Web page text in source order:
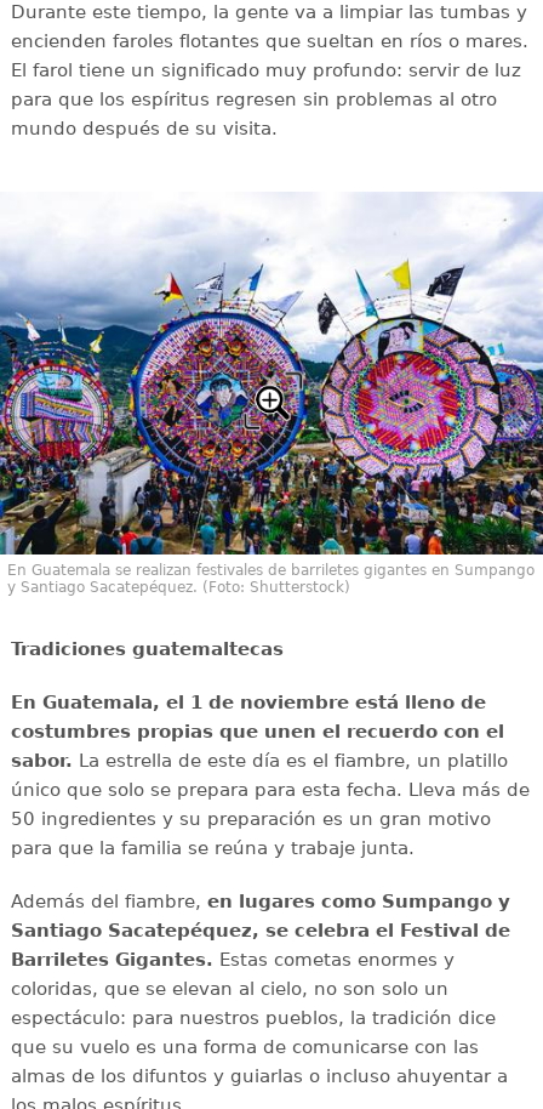
Durante este tiempo, la gente va a limpiar las tumbas y
encienden faroles flotantes que sueltan en ríos o mares.
El farol tiene un significado muy profundo: servir de luz
para que los espíritus regresen sin problemas al otro
mundo después de su visita.
En Guatemala se realizan festivales de barriletes gigantes en Sumpango
y Santiago Sacatepéquez. (Foto: Shutterstock)
Tradiciones guatemaltecas
En Guatemala, el 1 de noviembre está lleno de
costumbres propias que unen el recuerdo con el
sabor. La estrella de este día es el fiambre, un platillo
único que solo se prepara para esta fecha. Lleva más de
50 ingredientes y su preparación es un gran motivo
para que la familia se reúna y trabaje junta.
Además del fiambre, en lugares como Sumpango y
Santiago Sacatepéquez, se celebra el Festival de
Barriletes Gigantes. Estas cometas enormes y
coloridas, que se elevan al cielo, no son solo un
espectáculo: para nuestros pueblos, la tradición dice
que su vuelo es una forma de comunicarse con las
almas de los difuntos y guiarlas o incluso ahuyentar a